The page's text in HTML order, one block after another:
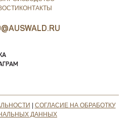
КОНТАКТЫ
СОГЛАСИЕ НА ОБРАБОТКУ
ДАННЫХ